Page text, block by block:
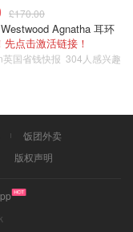
£170.00
Agnatha 耳环
先点击激活链接！
国省钱快报 304人感兴趣
饭团外卖
版权声明